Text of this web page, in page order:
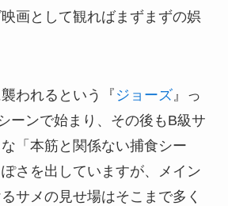
画として観ればまずまずの娯
われるという『 ジョーズ』っ
ーンで始まり、その後もB級サ
「本筋と関係ない捕食シー
さを出していますが、メイン
サメの見せ場はそこまで多く